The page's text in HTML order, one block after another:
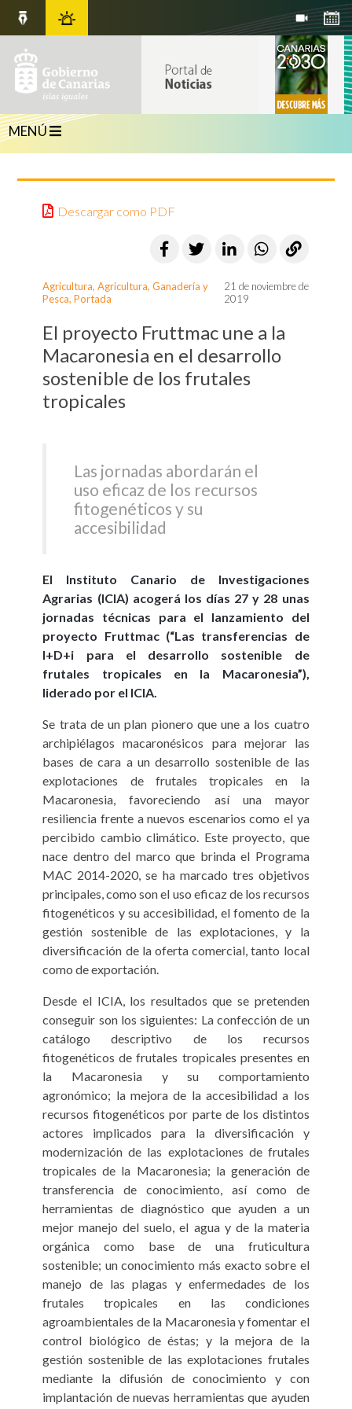
MENÚ
Descargar como PDF
Agricultura,Agricultura, Ganadería y
Pesca,Portada
21 de noviembre de
2019
El proyecto Fruttmac une a la
Macaronesia en el desarrollo
sostenible de los frutales
tropicales
Las jornadas abordarán el
uso eficaz de los recursos
fitogenéticos y su
accesibilidad
El Instituto Canario de Investigaciones
Agrarias (ICIA) acogerá los días 27 y 28 unas
jornadas técnicas para el lanzamiento del
proyecto Fruttmac (“Las transferencias de
I+D+i para el desarrollo sostenible de
frutales tropicales en la Macaronesia”),
liderado por el ICIA.
Se trata de un plan pionero que une a los cuatro
archipiélagos macaronésicos para mejorar las
bases de cara a un desarrollo sostenible de las
explotaciones de frutales tropicales en la
Macaronesia, favoreciendo así una mayor
resiliencia frente a nuevos escenarios como el ya
percibido cambio climático. Este proyecto, que
nace dentro del marco que brinda el Programa
MAC 2014-2020, se ha marcado tres objetivos
principales, como son el uso eficaz de los recursos
fitogenéticos y su accesibilidad, el fomento de la
gestión sostenible de las explotaciones, y la
diversificación de la oferta comercial, tanto local
como de exportación.
Desde el ICIA, los resultados que se pretenden
conseguir son los siguientes: La confección de un
catálogo descriptivo de los recursos
fitogenéticos de frutales tropicales presentes en
la Macaronesia y su comportamiento
agronómico; la mejora de la accesibilidad a los
recursos fitogenéticos por parte de los distintos
actores implicados para la diversificación y
modernización de las explotaciones de frutales
tropicales de la Macaronesia; la generación de
transferencia de conocimiento, así como de
herramientas de diagnóstico que ayuden a un
mejor manejo del suelo, el agua y de la materia
orgánica como base de una fruticultura
sostenible; un conocimiento más exacto sobre el
manejo de las plagas y enfermedades de los
frutales tropicales en las condiciones
agroambientales de la Macaronesia y fomentar el
control biológico de éstas; y la mejora de la
gestión sostenible de las explotaciones frutales
mediante la difusión de conocimiento y con
implantación de nuevas herramientas que ayuden